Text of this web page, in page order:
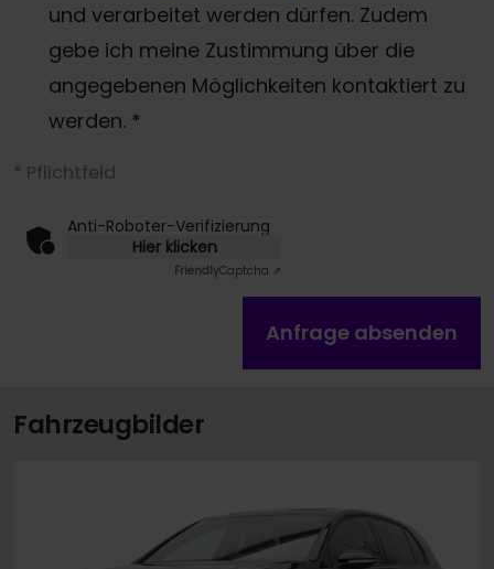
und verarbeitet werden dürfen. Zudem
gebe ich meine Zustimmung über die
angegebenen Möglichkeiten kontaktiert zu
werden. *
* Pflichtfeld
Anti-Roboter-Verifizierung
Hier klicken
FriendlyCaptcha ⇗
Anfrage absenden
Fahrzeugbilder